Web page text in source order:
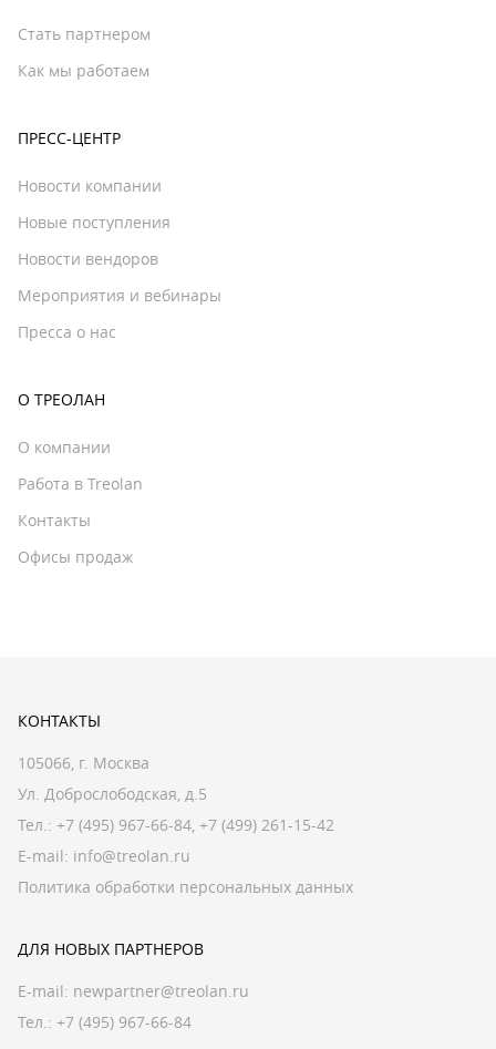
Стать партнером
Как мы работаем
ПРЕСС-ЦЕНТР
Новости компании
Новые поступления
Новости вендоров
Мероприятия и вебинары
Пресса о нас
О ТРЕОЛАН
О компании
Работа в Treolan
Контакты
Офисы продаж
КОНТАКТЫ
105066, г. Москва
Ул. Доброслободская, д.5
Тел.: +7 (495) 967-66-84, +7 (499) 261-15-42
E-mail: info@treolan.ru
Политика обработки персональных данных
ДЛЯ НОВЫХ ПАРТНЕРОВ
E-mail: newpartner@treolan.ru
Тел.: +7 (495) 967-66-84